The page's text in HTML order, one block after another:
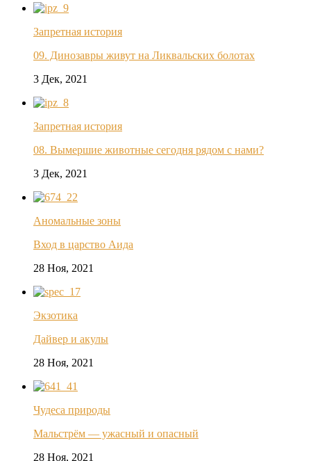
Запретная история
09. Динозавры живут на Ликвальских болотах
3 Дек, 2021
Запретная история
08. Вымершие животные сегодня рядом с нами?
3 Дек, 2021
Аномальные зоны
Вход в царство Аида
28 Ноя, 2021
Экзотика
Дайвер и акулы
28 Ноя, 2021
Чудеса природы
Мальстрём — ужасный и опасный
28 Ноя, 2021